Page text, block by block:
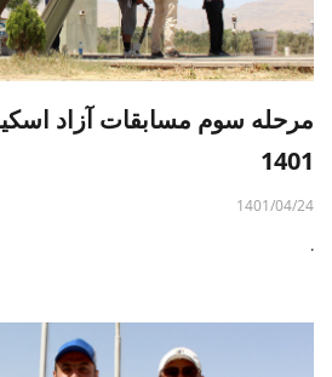
1401
1401/04/24
.